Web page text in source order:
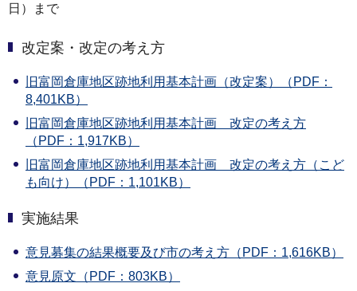
日）まで
改定案・改定の考え方
旧富岡倉庫地区跡地利用基本計画（改定案）（PDF：
8,401KB）
旧富岡倉庫地区跡地利用基本計画 改定の考え方
（PDF：1,917KB）
旧富岡倉庫地区跡地利用基本計画 改定の考え方（こど
も向け）（PDF：1,101KB）
実施結果
意見募集の結果概要及び市の考え方（PDF：1,616KB）
意見原文（PDF：803KB）